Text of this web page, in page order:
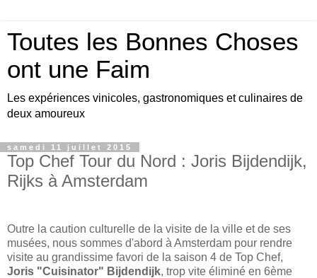
Toutes les Bonnes Choses
ont une Faim
Les expériences vinicoles, gastronomiques et culinaires de
deux amoureux
samedi 11 juillet 2015
Top Chef Tour du Nord : Joris Bijdendijk,
Rijks à Amsterdam
Outre la caution culturelle de la visite de la ville et de ses
musées, nous sommes d'abord à Amsterdam pour rendre
visite au grandissime favori de la saison 4 de Top Chef,
Joris "Cuisinator" Bijdendijk, trop vite éliminé en 6ème